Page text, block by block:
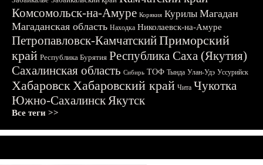
Комсомольск-на-Амуре Корякия Курилы Магадан
Магаданская область Находка Николаевск-на-Амуре
Петропавловск-КамчатскийПриморский
край Республика Бурятия Республика Саха (Якутия)
Сахалинская область Сибирь ТОФ Тында Улан-Удэ Уссурийск
ХабаровскХабаровский край Чита Чукотка
Южно-СахалинскЯкутск
Все теги >>